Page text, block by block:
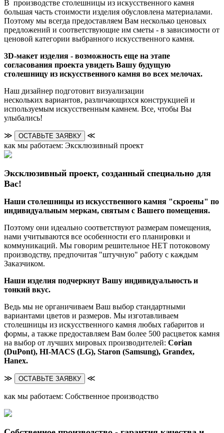
В производстве столешницы из искусственного камня
большая часть стоимости изделия обусловлена материалами.
Поэтому мы всегда предоставляем Вам несколько ценовых
предложений и соответствующие им сметы - в зависимости от
ценовой категории выбранного искусственного камня.
3D-макет изделия - возможность еще на этапе
согласования проекта увидеть Вашу будущую
столешницу из искусственного камня во всех мелочах.
Наш дизайнер подготовит визуализации
нескольких вариантов, различающихся конструкцией и
используемым искусственным камнем. Все, чтобы Вы
улыбались!
≫ ОСТАВЬТЕ ЗАЯВКУ
≪
как мы работаем: Эксклюзивный проект
Эксклюзивный проект, созданный специально для
Вас!
Наши столешницы из искусственного камня "скроены" по
индивидуальным меркам, снятым с Вашего помещения.
Поэтому они идеально соответствуют размерам помещения,
нами учитываются все особенности его планировки и
коммуникаций. Мы говорим решительное НЕТ потоковому
производству, предпочитая "штучную" работу с каждым
Заказчиком.
Наши изделия подчеркнут Вашу индивидуальность и
тонкий вкус.
Ведь мы не органичиваем Ваш выбор стандартными
вариантами цветов и размеров. Мы изготавливаем
столешницы из искусственного камня любых габаритов и
формы, а также предоставляем Вам более 500 расцветок камня
на выбор от лучших мировых производителей: Corian
(DuPont), HI-MACS (LG), Staron (Samsung), Grandex,
Hanex.
≫ ОСТАВЬТЕ ЗАЯВКУ ≪
как мы работаем: Собственное производство